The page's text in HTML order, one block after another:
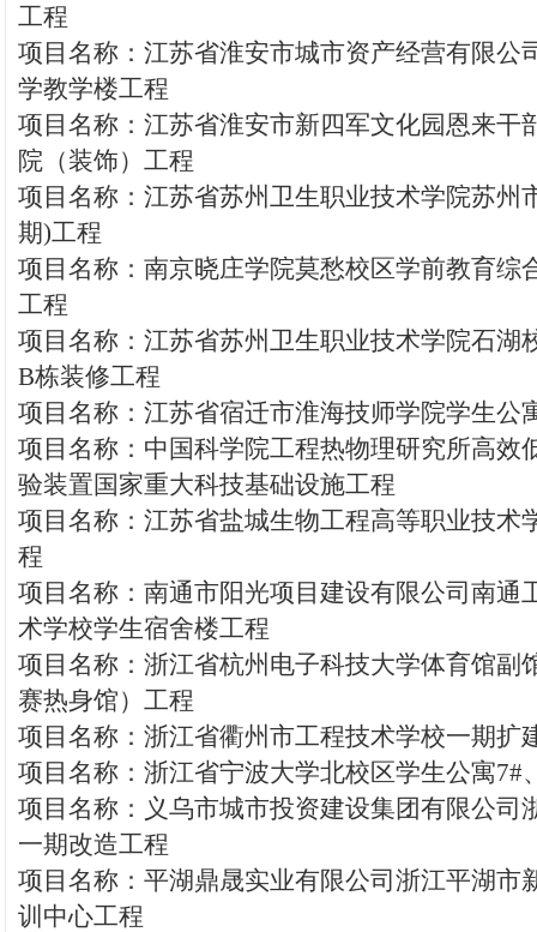
工程
项目名称：江苏省淮安市城市资产经营有限公
学教学楼工程
项目名称：江苏省淮安市新四军文化园恩来干
院（装饰）工程
项目名称：江苏省苏州卫生职业技术学院苏州
期)工程
项目名称：南京晓庄学院莫愁校区学前教育综
工程
项目名称：江苏省苏州卫生职业技术学院石湖
B栋装修工程
项目名称：江苏省宿迁市淮海技师学院学生公
项目名称：中国科学院工程热物理研究所高效
验装置国家重大科技基础设施工程
项目名称：江苏省盐城生物工程高等职业技术
程
项目名称：南通市阳光项目建设有限公司南通
术学校学生宿舍楼工程
项目名称：浙江省杭州电子科技大学体育馆副
赛热身馆）工程
项目名称：浙江省衢州市工程技术学校一期扩
项目名称：浙江省宁波大学北校区学生公寓7#
项目名称：义乌市城市投资建设集团有限公司
一期改造工程
项目名称：平湖鼎晟实业有限公司浙江平湖市
训中心工程